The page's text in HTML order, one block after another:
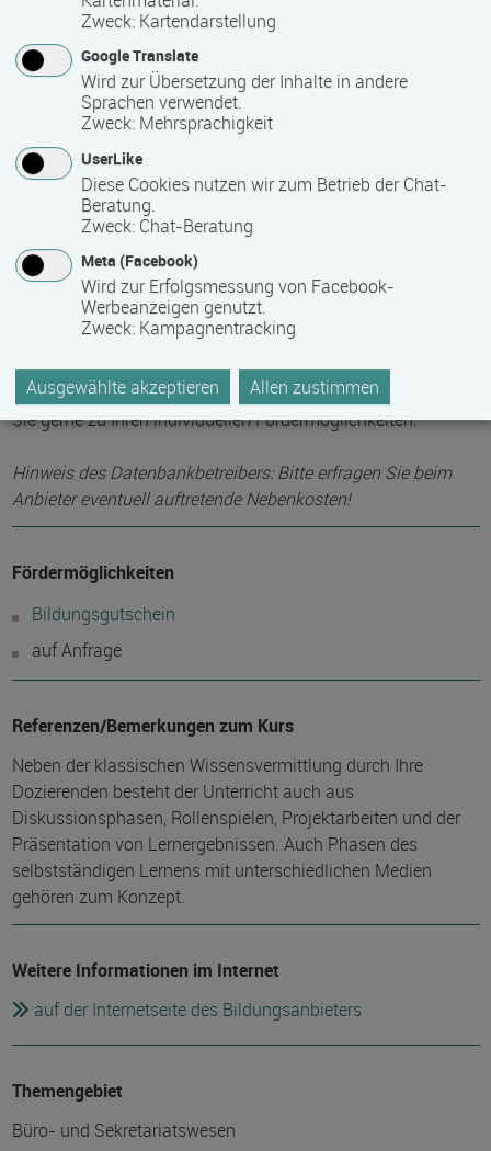
Mindest­teilnehmer­anzahl
Maximale Teilnehmerzahl
Teilnahmegebühr
Bis zu 100 % Förderung möglich - unsere Mitarbeiter beraten
Sie gerne zu Ihren individuellen Fördermöglichkeiten.
Hinweis des Datenbankbetreibers: Bitte erfragen Sie beim
Anbieter eventuell auftretende Nebenkosten!
Fördermöglichkeiten
Bildungsgutschein
auf Anfrage
Referenzen/Bemerkungen zum Kurs
Neben der klassischen Wissensvermittlung durch Ihre
Dozierenden besteht der Unterricht auch aus
Diskussionsphasen, Rollenspielen, Projektarbeiten und der
Präsentation von Lernergebnissen. Auch Phasen des
selbstständigen Lernens mit unterschiedlichen Medien
gehören zum Konzept.
Weitere Informationen im Internet
auf der Internetseite des Bildungsanbieters
Themengebiet
Büro- und Sekretariatswesen
Zweck: Kartendarstellung
Google Translate
Wird zur Übersetzung der Inhalte in andere
Sprachen verwendet.
Zweck: Mehrsprachigkeit
UserLike
Diese Cookies nutzen wir zum Betrieb der Chat-
Beratung.
Zweck: Chat-Beratung
Meta (Facebook)
Wird zur Erfolgsmessung von Facebook-
Werbeanzeigen genutzt.
Zweck: Kampagnentracking
Ausgewählte akzeptieren Allen zustimmen